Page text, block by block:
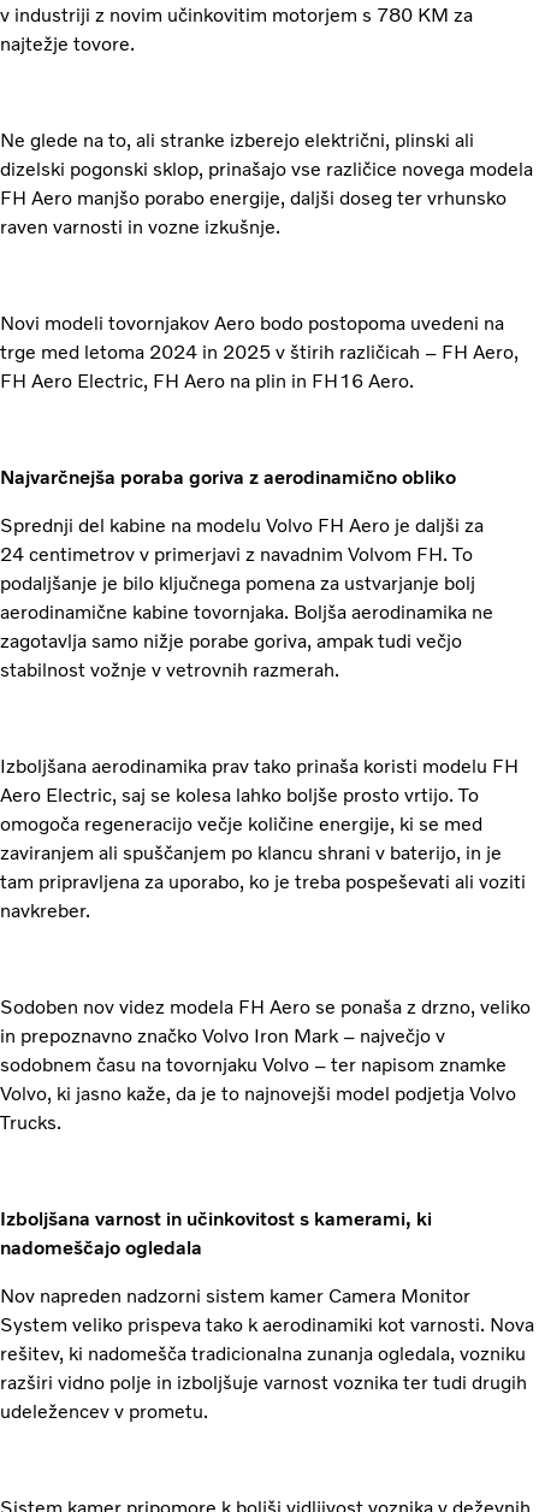
v industriji z novim učinkovitim motorjem s 780 KM za
najtežje tovore.
Ne glede na to, ali stranke izberejo električni, plinski ali
dizelski pogonski sklop, prinašajo vse različice novega modela
FH Aero manjšo porabo energije, daljši doseg ter vrhunsko
raven varnosti in vozne izkušnje.
Novi modeli tovornjakov Aero bodo postopoma uvedeni na
trge med letoma 2024 in 2025 v štirih različicah – FH Aero,
FH Aero Electric, FH Aero na plin in FH16 Aero.
Najvarčnejša poraba goriva z aerodinamično obliko
Sprednji del kabine na modelu Volvo FH Aero je daljši za
24 centimetrov v primerjavi z navadnim Volvom FH. To
podaljšanje je bilo ključnega pomena za ustvarjanje bolj
aerodinamične kabine tovornjaka. Boljša aerodinamika ne
zagotavlja samo nižje porabe goriva, ampak tudi večjo
stabilnost vožnje v vetrovnih razmerah.
Izboljšana aerodinamika prav tako prinaša koristi modelu FH
Aero Electric, saj se kolesa lahko boljše prosto vrtijo. To
omogoča regeneracijo večje količine energije, ki se med
zaviranjem ali spuščanjem po klancu shrani v baterijo, in je
tam pripravljena za uporabo, ko je treba pospeševati ali voziti
navkreber.
Sodoben nov videz modela FH Aero se ponaša z drzno, veliko
in prepoznavno značko Volvo Iron Mark – največjo v
sodobnem času na tovornjaku Volvo – ter napisom znamke
Volvo, ki jasno kaže, da je to najnovejši model podjetja Volvo
Trucks.
Izboljšana varnost in učinkovitost s kamerami, ki
nadomeščajo ogledala
Nov napreden nadzorni sistem kamer Camera Monitor
System veliko prispeva tako k aerodinamiki kot varnosti. Nova
rešitev, ki nadomešča tradicionalna zunanja ogledala, vozniku
razširi vidno polje in izboljšuje varnost voznika ter tudi drugih
udeležencev v prometu.